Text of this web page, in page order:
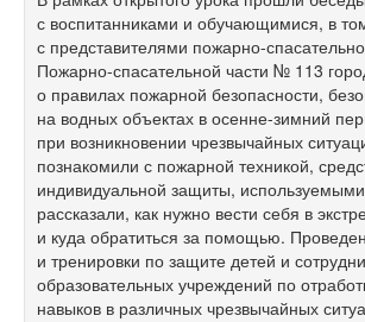
с воспитанниками и обучающимися, в
с представителями пожарно-
Пожарно-спасательной части № 113
о правилах пожарной безопасности,
на водных объектах в осенне-зимний
при возникновении чрезвычайных
познакомили с пожарной техникой,
индивидуальной защиты,
рассказали, как нужно вести себя в
и куда обратиться за помощью.
и тренировки по защите детей и
образовательных учреждений по
навыков в различных чрезвычайных